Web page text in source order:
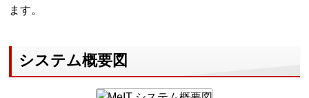
ます。
システム概要図